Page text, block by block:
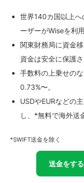
世界140カ国以上
ーザーがWiseを利用
関東財務局に資金
資金は安全に保護さ
手数料の上乗せの
0.73%〜。
USDやEURなどの
し、*無料で海外送
*SWIFT送金を除く
送金をする